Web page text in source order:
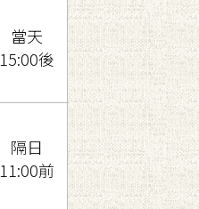
當天
15:00後
隔日
11:00前